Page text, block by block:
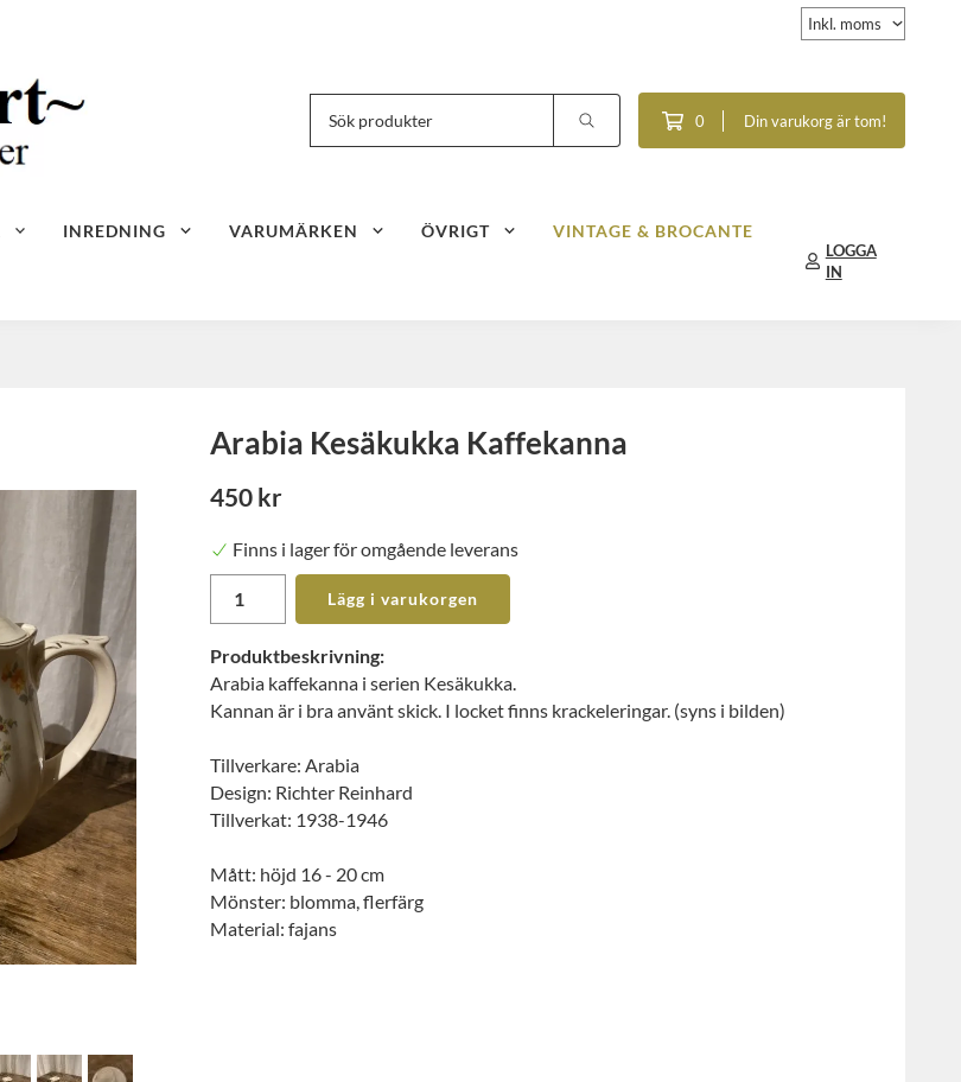
0 Din varukorg är tom!
INREDNING VARUMÄRKEN ÖVRIGT VINTAGE & BROCANTE
LOGGA
IN
Arabia Kesäkukka Kaffekanna
450 kr
Finns i lager för omgående leverans
Lägg i varukorgen
Produktbeskrivning:
Arabia kaffekanna i serien Kesäkukka.
Kannan är i bra använt skick. I locket finns krackeleringar. (syns i bilden)
Tillverkare: Arabia
Design: Richter Reinhard
Tillverkat: 1938-1946
Mått: höjd 16 - 20 cm
Mönster: blomma, flerfärg
Material: fajans